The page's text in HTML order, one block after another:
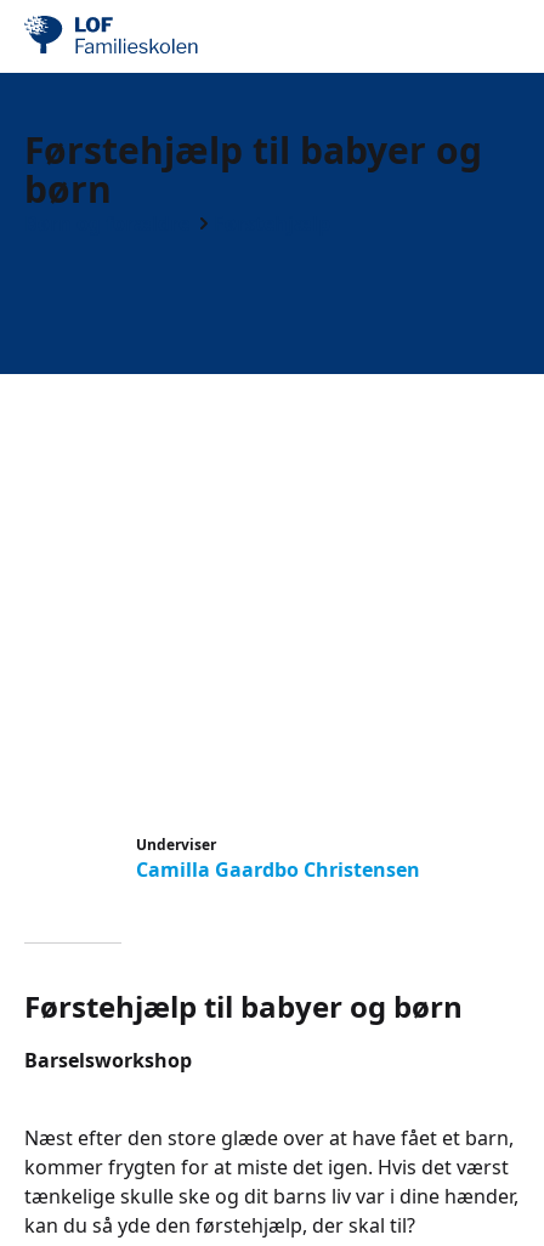
Førstehjælp til babyer og
børn
Underviser
Camilla Gaardbo Christensen
Førstehjælp til babyer og børn
Barselsworkshop
Næst efter den store glæde over at have fået et barn,
kommer frygten for at miste det igen. Hvis det værst
tænkelige skulle ske og dit barns liv var i dine hænder,
kan du så yde den førstehjælp, der skal til?